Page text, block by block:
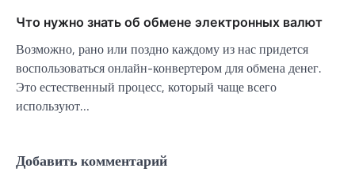
Что нужно знать об обмене электронных валют
Возможно, рано или поздно каждому из нас придется
воспользоваться онлайн-конвертером для обмена денег.
Это естественный процесс, который чаще всего
используют…
Добавить комментарий